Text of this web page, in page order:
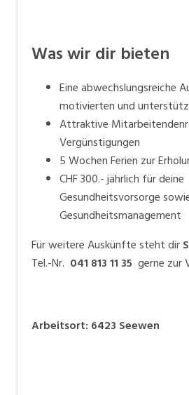
Was wir dir bieten
Eine abwechslungsreiche
motivierten und
Attraktive
Vergünstigungen
5 Wochen Ferien zur
CHF 300.- jährlich für deine
Gesundheitsvorsorge
Gesundheitsmanagement
Für weitere Auskünfte steht dir
Tel.-Nr. 041 813 11 35 gerne zur
Arbeitsort: 6423 Seewen